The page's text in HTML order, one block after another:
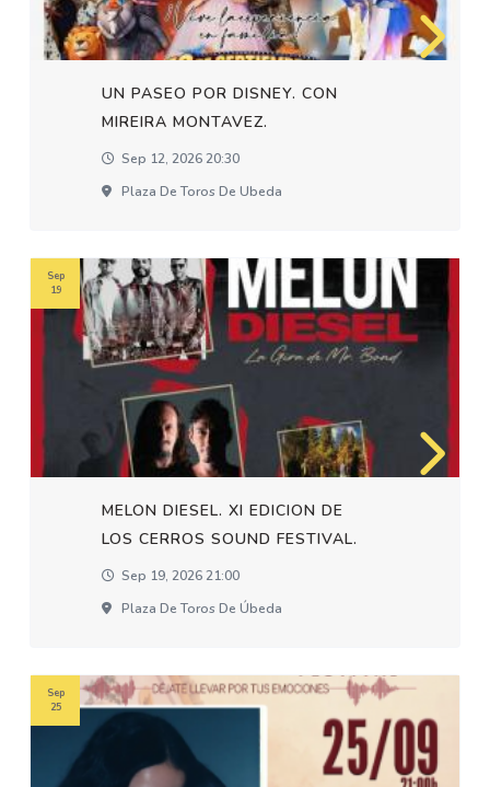
UN PASEO POR DISNEY. CON
MIREIRA MONTAVEZ.
Sep 12, 2026 20:30
Plaza De Toros De Ubeda
MELON DIESEL. XI EDICION DE
LOS CERROS SOUND FESTIVAL.
Sep 19, 2026 21:00
Plaza De Toros De Úbeda
Sep
19
Sep
25